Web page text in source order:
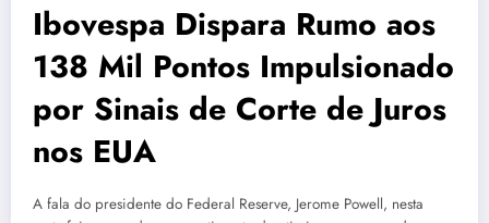
Ibovespa Dispara Rumo aos
138 Mil Pontos Impulsionado
por Sinais de Corte de Juros
nos EUA
A fala do presidente do Federal Reserve, Jerome Powell, nesta